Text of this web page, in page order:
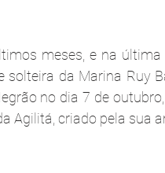
meses, e na
da Marina Ruy
no dia 7 de
Agilitá, criado pela sua